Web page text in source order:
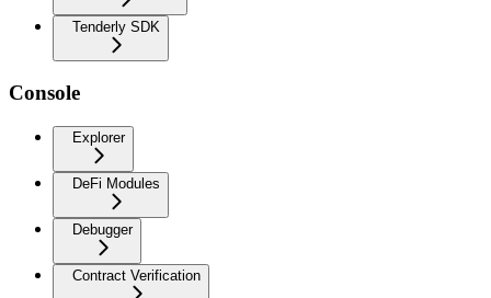
Tenderly SDK
Console
Explorer
DeFi Modules
Debugger
Contract Verification